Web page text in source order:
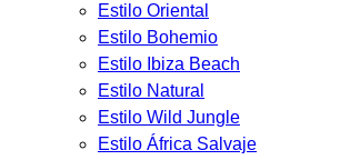
Estilo Oriental
Estilo Bohemio
Estilo Ibiza Beach
Estilo Natural
Estilo Wild Jungle
Estilo África Salvaje